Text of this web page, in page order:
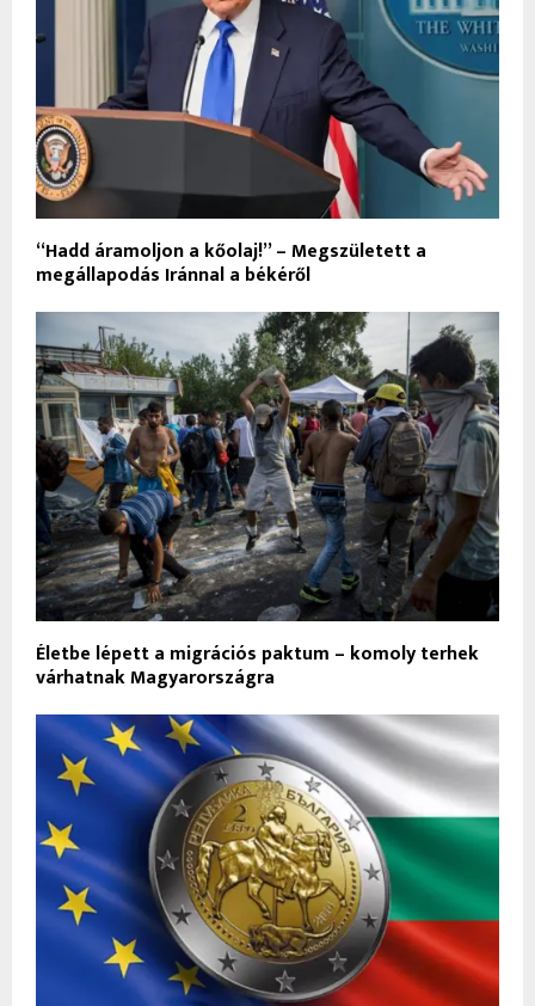
“Hadd áramoljon a kőolaj!” – Megszületett a
megállapodás Iránnal a békéről
Életbe lépett a migrációs paktum – komoly terhek
várhatnak Magyarországra